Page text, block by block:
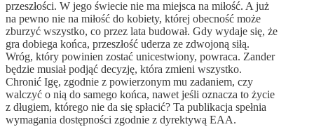
przeszłości. W jego świecie nie ma miejsca na miłość. A już
na pewno nie na miłość do kobiety, której obecność może
zburzyć wszystko, co przez lata budował. Gdy wydaje się, że
gra dobiega końca, przeszłość uderza ze zdwojoną siłą.
Wróg, który powinien zostać unicestwiony, powraca. Zander
będzie musiał podjąć decyzję, która zmieni wszystko.
Chronić Igę, zgodnie z powierzonym mu zadaniem, czy
walczyć o nią do samego końca, nawet jeśli oznacza to życie
z długiem, którego nie da się spłacić? Ta publikacja spełnia
wymagania dostępności zgodnie z dyrektywą EAA.